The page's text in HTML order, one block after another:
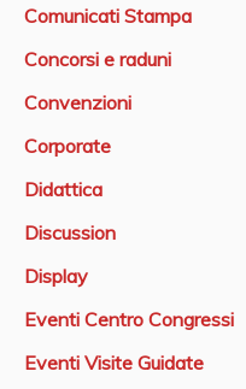
Comunicati Stampa
Concorsi e raduni
Convenzioni
Corporate
Didattica
Discussion
Display
Eventi Centro Congressi
Eventi Visite Guidate